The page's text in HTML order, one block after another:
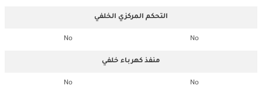
التحكم المركزي الخلفي
No
No
منفذ كهرباء خلفي
No
No